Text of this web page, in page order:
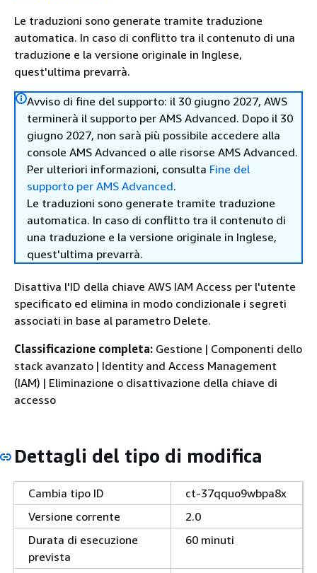
Le traduzioni sono generate tramite traduzione
automatica. In caso di conflitto tra il contenuto di una
traduzione e la versione originale in Inglese,
quest'ultima prevarrà.
Avviso di fine del supporto: il 30 giugno 2027, AWS
terminerà il supporto per AMS Advanced. Dopo il 30
giugno 2027, non sarà più possibile accedere alla
console AMS Advanced o alle risorse AMS Advanced.
Per ulteriori informazioni, consulta Fine del
supporto per AMS Advanced.
Le traduzioni sono generate tramite traduzione
automatica. In caso di conflitto tra il contenuto di
una traduzione e la versione originale in Inglese,
quest'ultima prevarrà.
Disattiva l'ID della chiave AWS IAM Access per l'utente
specificato ed elimina in modo condizionale i segreti
associati in base al parametro Delete.
Classificazione completa: Gestione | Componenti dello
stack avanzato | Identity and Access Management
(IAM) | Eliminazione o disattivazione della chiave di
accesso
Dettagli del tipo di modifica
Cambia tipo ID
ct-37qquo9wbpa8x
Versione corrente
2.0
Durata di esecuzione
prevista
60 minuti